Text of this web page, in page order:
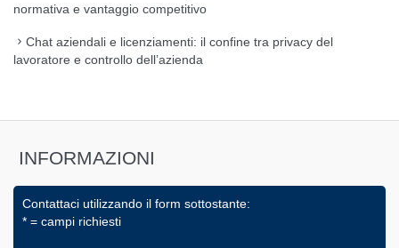
normativa e vantaggio competitivo
Chat aziendali e licenziamenti: il confine tra privacy del
lavoratore e controllo dell’azienda
INFORMAZIONI
Contattaci utilizzando il form sottostante:
* = campi richiesti